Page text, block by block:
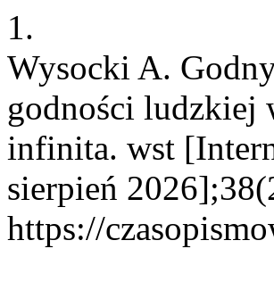
1.
Wysocki A.
godności ludzkiej
infinita. wst
sierpień
https://